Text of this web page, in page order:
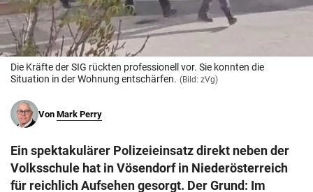
© Krone Multimedia GmbH & Co KG 2026
Muthgasse 2, 1190 Wien
Die Kräfte der SIG rückten professionell vor. Sie konnten die
Situation in der Wohnung entschärfen. (Bild: zVg)
Von Mark Perry
Ein spektakulärer Polizeieinsatz direkt neben der
Volksschule hat in Vösendorf in Niederösterreich
für reichlich Aufsehen gesorgt. Der Grund: Im